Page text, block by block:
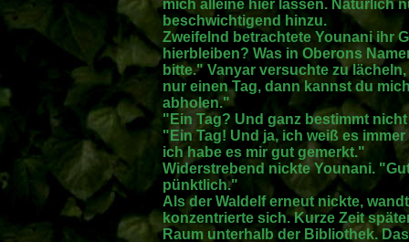
mich alleine hier lassen. Natürlich
beschwichtigend hinzu.
Zweifelnd betrachtete Younani ihr
hierbleiben? Was in Oberons
bitte." Vanyar versuchte zu
nur einen Tag, dann kannst du
abholen."
"Ein Tag? Und ganz bestimmt
"Ein Tag! Und ja, ich weiß es
ich habe es mir gut gemerkt."
Widerstrebend nickte Younani.
pünktlich."
Als der Waldelf erneut nickte,
konzentrierte sich. Kurze Zeit
Raum unterhalb der Bibliothek.